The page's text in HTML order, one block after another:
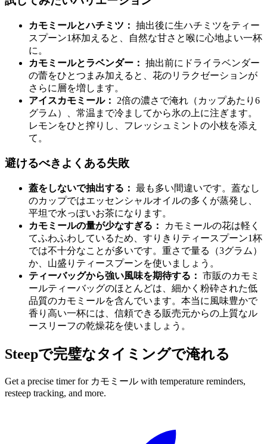
カモミールとハチミツ： 抽出後に生ハチミツをティー
スプーン1杯加えると、自然な甘さと喉に心地よい一杯
に。
カモミールとラベンダー： 抽出前にドライラベンダー
の蕾をひとつまみ加えると、花のリラクゼーションが
さらに層を増します。
アイスカモミール：
2倍の濃さで淹れ（カップあたり6
グラム）、常温まで冷ましてから氷の上に注ぎます。
レモンをひと搾りし、フレッシュミントの小枝を添え
て。
避けるべきよくある失敗
蓋をしないで抽出する： 最も多い間違いです。蓋なし
のカップではエッセンシャルオイルの多くが蒸発し、
平坦で水っぽいお茶になります。
カモミールの量が少なすぎる：
カモミールの花は軽く
てふわふわしているため、すりきりティースプーン1杯
では不十分なことが多いです。重さで量る（3グラム）
か、山盛りティースプーンを使いましょう。
ティーバッグから強い風味を期待する： 市販のカモミ
ールティーバッグのほとんどは、細かく粉砕された低
品質のカモミールを含んでいます。本当に風味豊かで
香り高い一杯には、信頼できる販売元からの上質なル
ースリーフの乾燥花を使いましょう。
Steepで完璧なタイミングで淹れる
Get a precise timer for カモミール with temperature reminders,
resteep tracking, and more.